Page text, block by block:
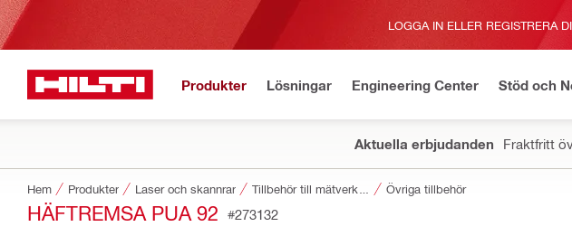
LOGGA IN ELLER REGISTRERA
Produkter Lösningar Engineering Center Stöd och
Aktuella erbjudanden Fraktfritt
Hem Produkter Laser och skannrar Övriga tillbehör
HÄFTREMSA PUA 92 #273132